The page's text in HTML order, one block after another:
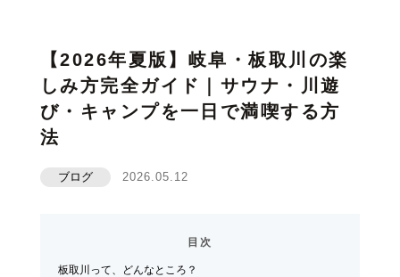
宿泊
Stay
【2026年夏版】岐阜・板取川の楽
しみ方完全ガイド｜サウナ・川遊
び・キャンプを一日で満喫する方
法
ブログ 2026.05.12
目次
板取川って、どんなところ？